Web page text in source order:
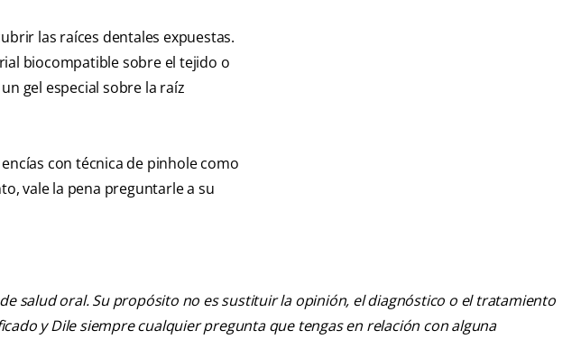
las raíces dentales expuestas.
biocompatible sobre el tejido o
gel especial sobre la raíz
con técnica de pinhole como
vale la pena preguntarle a su
salud oral. Su propósito no es sustituir la opinión, el diagnóstico o el tratamiento
y Dile siempre cualquier pregunta que tengas en relación con alguna